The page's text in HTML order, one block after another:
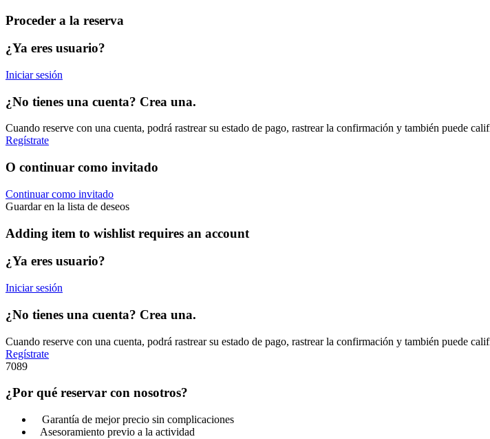
Proceder a la reserva
¿Ya eres usuario?
Iniciar sesión
¿No tienes una cuenta? Crea una.
Cuando reserve con una cuenta, podrá rastrear su estado de pago, rastrear la confirmación y también puede
Regístrate
O continuar como invitado
Continuar como invitado
Guardar en la lista de deseos
Adding item to wishlist requires an account
¿Ya eres usuario?
Iniciar sesión
¿No tienes una cuenta? Crea una.
Cuando reserve con una cuenta, podrá rastrear su estado de pago, rastrear la confirmación y también puede
Regístrate
7089
¿Por qué reservar con nosotros?
Garantía de mejor precio sin complicaciones
Asesoramiento previo a la actividad